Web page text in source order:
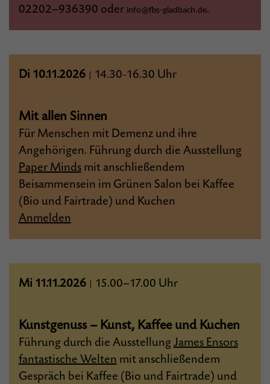
02202–936390 oder info@fbs-gladbach.de.
Di 10.11.2026 14.30–16.30 Uhr
Mit allen Sinnen
Für Menschen mit Demenz und ihre
Angehörigen. Führung durch die Ausstellung
Paper Mindsmit anschließendem
Beisammensein im Grünen Salon bei Kaffee
(Bio und Fairtrade) und Kuchen
Anmelden
Mi 11.11.2026 15.00–17.00 Uhr
Kunstgenuss – Kunst, Kaffee und Kuchen
Führung durch die AusstellungJames Ensors
fantastische Welten mit anschließendem
Gespräch bei Kaffee (Bio und Fairtrade) und